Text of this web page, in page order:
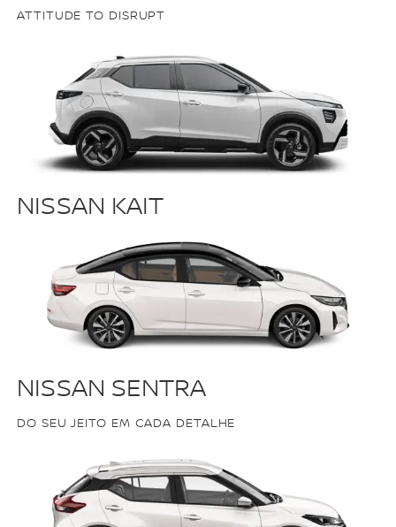
ATTITUDE TO DISRUPT
NISSAN KAIT
NISSAN SENTRA
DO SEU JEITO EM CADA DETALHE